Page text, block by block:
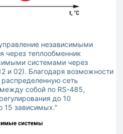
независимыми
через теплообменник
системами через
и 02). Благодаря возможности
сеть
собой по RS-485,
до 10
15 зависимых."